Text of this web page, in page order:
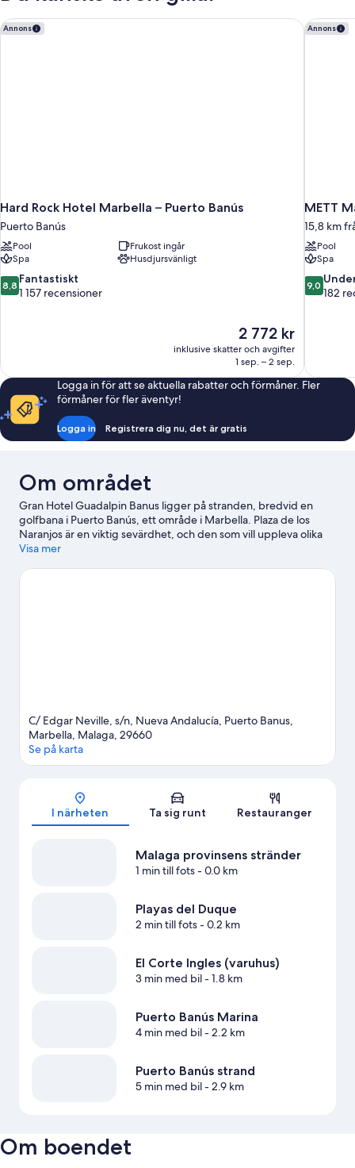
Annons
Hard Rock Hotel Marbella – Puerto Banús
Puerto Banús
Pool
Frukost ingår
Spa
Husdjursvänligt
8.8
av
8,8 Fantastiskt
1 157 recensioner
Priset
är
2 772 kr
2 772 kr
inklusive skatter och avgifter
1 sep. – 2 sep.
Hard Rock Hotel Marbella – Puerto Banús Annons
METT
15,8 km
Pool
Spa
9.0
av
9,0
182
METT
Logga in för att se aktuella rabatter och förmåner. Fler
förmåner för fler äventyr!
Logga in Registrera dig nu, det är gratis
Om området
Gran Hotel Guadalpin Banus ligger på stranden, bredvid en
golfbana i Puerto Banús, ett område i Marbella. Plaza de los
Naranjos är en viktig sevärdhet, och den som vill uppleva olika
aktiviteter kan besöka Puerto Banús Marina och Real Club de
vattenäventyr som vattenskoteråkning och sportdykning i
Visa mer
C/ Edgar Neville, s/n, Nueva Andalucía, Puerto Banus,
Marbella, Malaga, 29660
Se på karta
I närheten Ta sig runt Restauranger
Malaga provinsens stränder
1 min till fots- 0.0 km
Playas del Duque
2 min till fots- 0.2 km
El Corte Ingles (varuhus)
3 min med bil- 1.8 km
Puerto Banús Marina
4 min med bil- 2.2 km
Puerto Banús strand
5 min med bil- 2.9 km
Om boendet